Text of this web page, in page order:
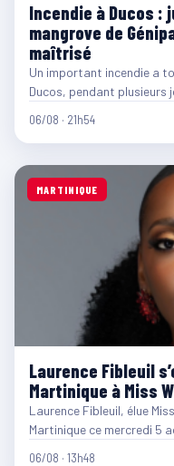
Incendie à Ducos :
mangrove de
maîtrisé
Un important incendie a
Ducos, pendant plusieurs
06/08 · 21h54
MARTINIQUE
Laurence Fibleuil
Martinique à Miss
Laurence Fibleuil, élue
Martinique ce mercredi 5
06/08 · 13h48